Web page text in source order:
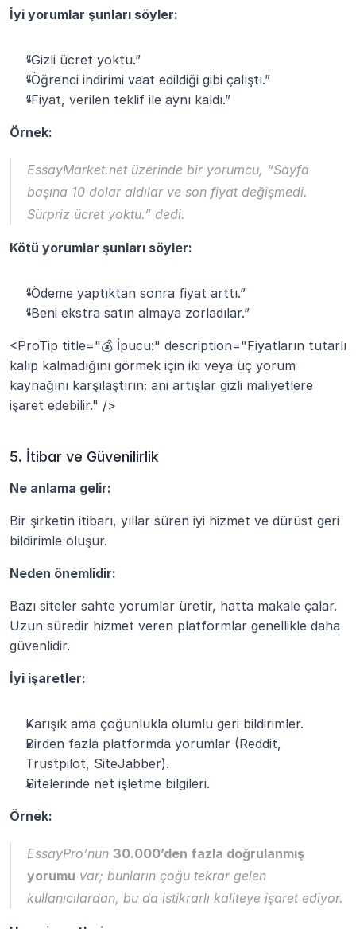
İyi yorumlar şunları söyler:
“Gizli ücret yoktu.”
“Öğrenci indirimi vaat edildiği gibi çalıştı.”
“Fiyat, verilen teklif ile aynı kaldı.”
Örnek:
EssayMarket.net üzerinde bir yorumcu, “Sayfa
başına 10 dolar aldılar ve son fiyat değişmedi.
Sürpriz ücret yoktu.” dedi.
Kötü yorumlar şunları söyler:
“Ödeme yaptıktan sonra fiyat arttı.”
“Beni ekstra satın almaya zorladılar.”
<ProTip title="💰 İpucu:" description="Fiyatların tutarlı
kalıp kalmadığını görmek için iki veya üç yorum
kaynağını karşılaştırın; ani artışlar gizli maliyetlere
işaret edebilir." />
5. İtibar ve Güvenilirlik
Ne anlama gelir:
Bir şirketin itibarı, yıllar süren iyi hizmet ve dürüst geri
bildirimle oluşur.
Neden önemlidir:
Bazı siteler sahte yorumlar üretir, hatta makale çalar.
Uzun süredir hizmet veren platformlar genellikle daha
güvenlidir.
İyi işaretler:
Karışık ama çoğunlukla olumlu geri bildirimler.
Birden fazla platformda yorumlar (Reddit,
Trustpilot, SiteJabber).
Sitelerinde net işletme bilgileri.
Örnek:
EssayPro’nun 30.000’den fazla doğrulanmış
yorumu var; bunların çoğu tekrar gelen
kullanıcılardan, bu da istikrarlı kaliteye işaret ediyor.